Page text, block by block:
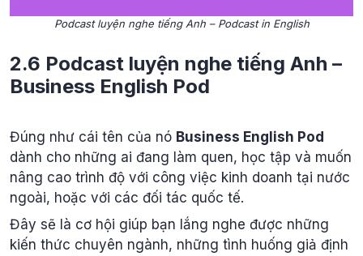
Podcast luyện nghe tiếng Anh – Podcast in English
2.6 Podcast luyện nghe tiếng Anh –
Business English Pod
Đúng như cái tên của nó Business English Pod
dành cho những ai đang làm quen, học tập và muốn
nâng cao trình độ với công việc kinh doanh tại nước
ngoài, hoặc với các đối tác quốc tế.
Đây sẽ là cơ hội giúp bạn lắng nghe được những
kiến thức chuyên ngành, những tình huống giả định